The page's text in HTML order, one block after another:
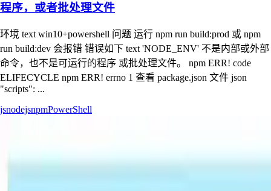
程序，或者批处理文件
环境 text win10+powershell 问题 运行 npm run build:prod 或 npm
run build:dev 会报错 错误如下 text 'NODE_ENV' 不是内部或外部
命令，也不是可运行的程序 或批处理文件。 npm ERR! code
ELIFECYCLE npm ERR! errno 1 查看 package.json 文件 json
"scripts": ...
jsnodejsnpmPowerShell